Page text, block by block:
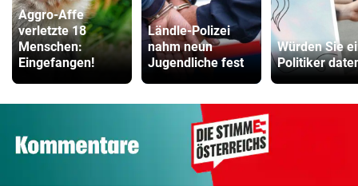
Aggro-Affe
verletzte 18
Menschen:
Eingefangen!
Ländle-Polizei
nahm neun
Jugendliche fest
Würden Sie
Politiker